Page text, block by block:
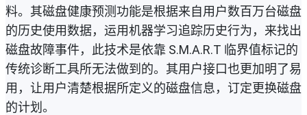
料。其磁盘健康预测功能是根据来自用户数百万台磁盘
的历史使用数据，运用机器学习追踪历史行为，来找出
磁盘故障事件，此技术是依靠 S.M.A.R.T 临界值标记的
传统诊断工具所无法做到的。其用户接口也更加明了易
用，让用户清楚根据所定义的磁盘信息，订定更换磁盘
的计划。